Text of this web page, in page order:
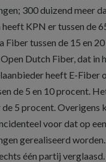
300 duizend meer
KPN er tussen de
Fiber tussen de 15 en
Dutch Fiber, dat in
heeft E-Fiber
de 5 en 10 procent.
5 procent. Overigens
voor dat op
gerealiseerd
één partij